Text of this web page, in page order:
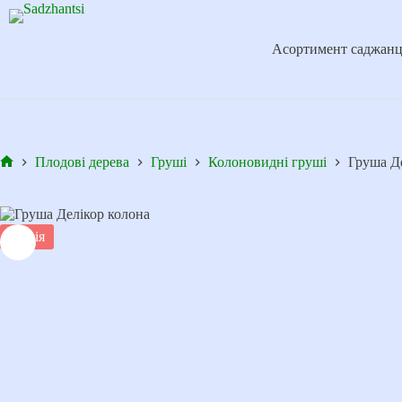
Перейти
до
Асортимент
Плодові дерева Груші Колоновидні груші Груша
Акція